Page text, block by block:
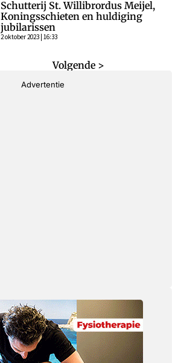
Schutterij St. Willibrordus Meijel,
Koningsschieten en huldiging
jubilarissen
2 oktober 2023 | 16:33
Volgende >
Advertentie